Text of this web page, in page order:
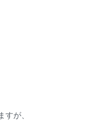
が、